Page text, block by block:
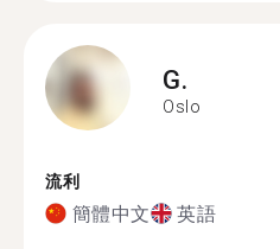
G.
Oslo
流利
簡體中文 英語